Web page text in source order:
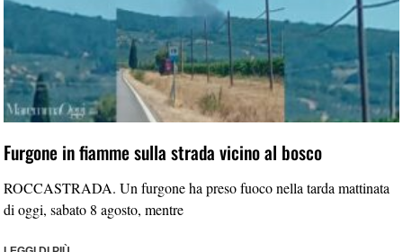
Furgone in fiamme sulla strada vicino al bosco
ROCCASTRADA. Un furgone ha preso fuoco nella tarda mattinata
di oggi, sabato 8 agosto, mentre